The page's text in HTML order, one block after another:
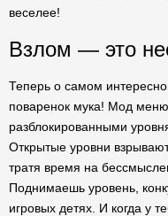
веселее!
Взлом — это
Теперь о самом
поваренок мука! Мод
разблокированными
Открытые уровни
тратя время на
Поднимаешь уровень,
игровых детях. И когда у